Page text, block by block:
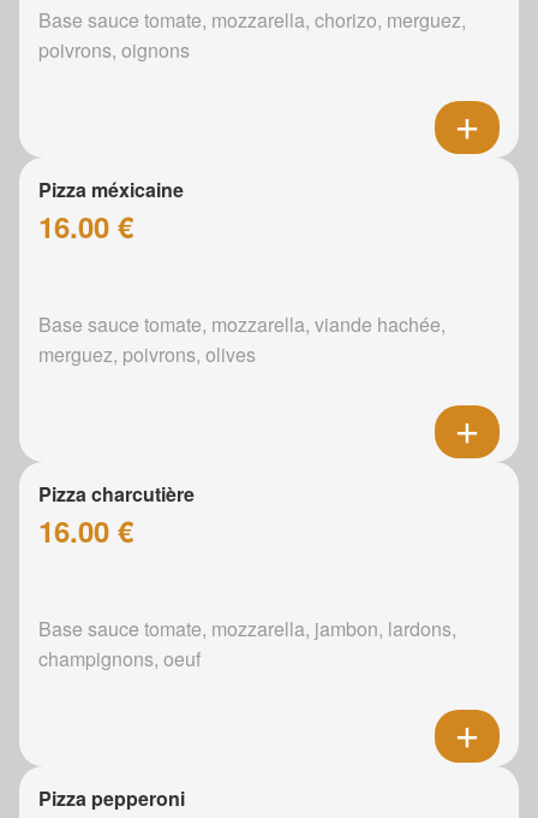
Base sauce tomate, mozzarella, chorizo, merguez,
poivrons, oignons
Pizza méxicaine
16.00 €
Base sauce tomate, mozzarella, viande hachée,
merguez, poivrons, olives
Pizza charcutière
16.00 €
Base sauce tomate, mozzarella, jambon, lardons,
champignons, oeuf
Pizza pepperoni